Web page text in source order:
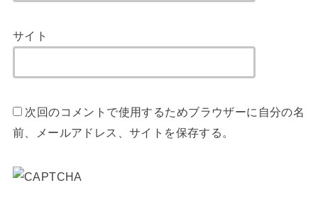
サイト
次回のコメントで使用するためブラウザーに自分の名
前、メールアドレス、サイトを保存する。